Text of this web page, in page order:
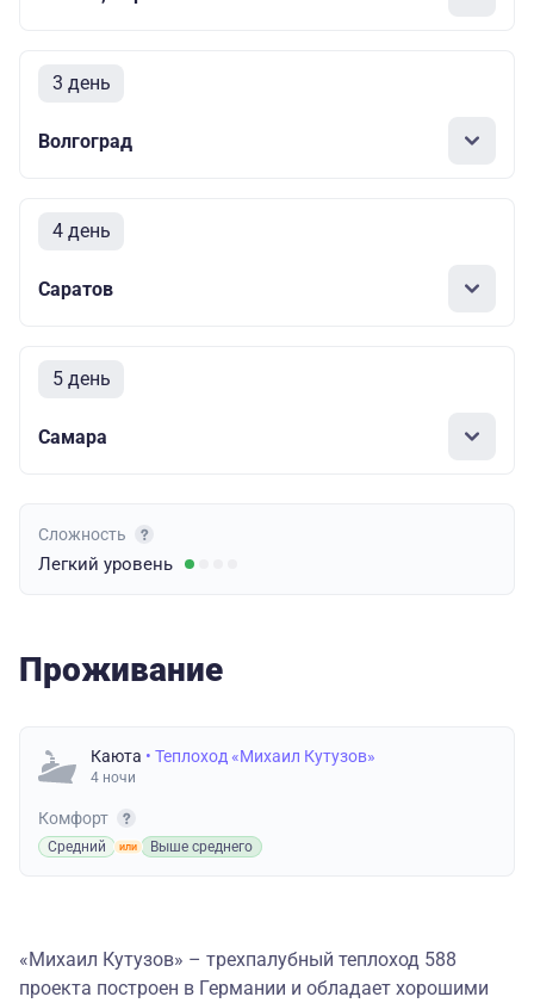
3 день
Волгоград
4 день
Саратов
5 день
Самара
Сложность
Легкий уровень
Проживание
Каюта • Теплоход «Михаил Кутузов»
4 ночи
Комфорт
Средний Выше среднего
«Михаил Кутузов» – трехпалубный теплоход 588
проекта построен в Германии и обладает хорошими